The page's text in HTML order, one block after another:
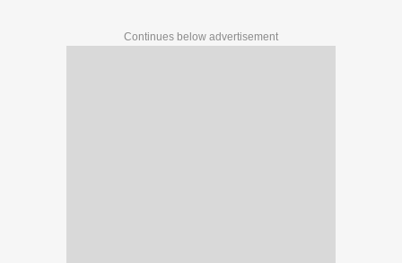
Continues below advertisement